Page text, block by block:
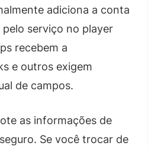
adiciona a conta
serviço no player
recebem a
e outros exigem
de campos.
as informações de
Se você trocar de